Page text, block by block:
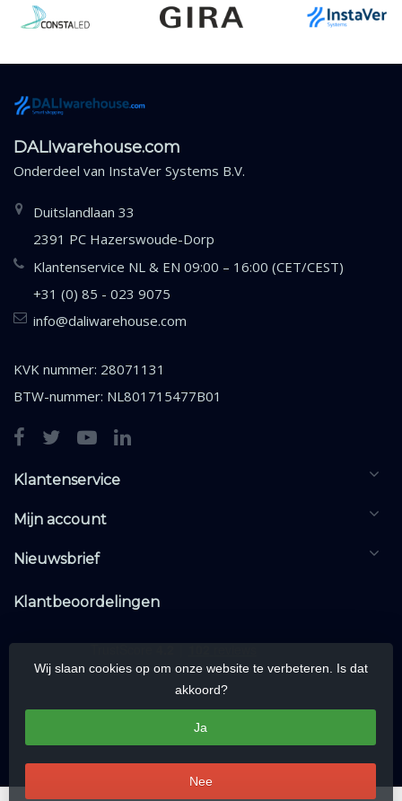
DALIwarehouse.com
Onderdeel van InstaVer Systems B.V.
Duitslandlaan 33
2391 PC Hazerswoude-Dorp
Klantenservice NL & EN 09:00 – 16:00 (CET/CEST)
+31 (0) 85 - 023 9075
info@daliwarehouse.com
KVK nummer: 28071131
BTW-nummer: NL801715477B01
Klantenservice
Mijn account
Nieuwsbrief
Klantbeoordelingen
Wij slaan cookies op om onze website te verbeteren. Is dat
akkoord?
Ja
Nee